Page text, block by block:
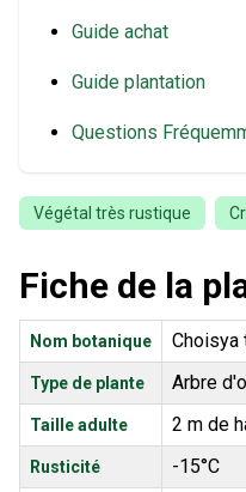
Guide achat
Guide plantation
Questions
Végétal très rustique
Fiche de la
Nom botanique Choisya
Type de plante Arbre
Taille adulte 2 m de
Rusticité -15°C